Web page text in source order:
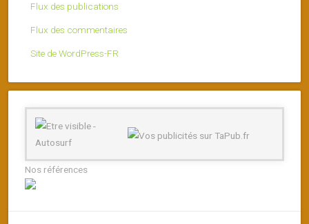
Flux des publications
Flux des commentaires
Site de WordPress-FR
Nos références